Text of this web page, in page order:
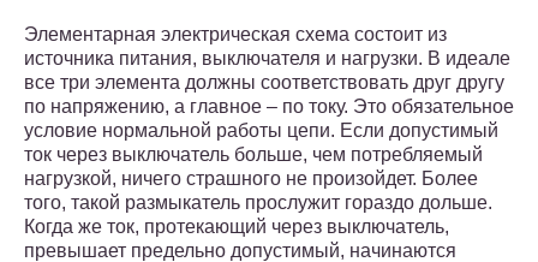
Элементарная электрическая схема состоит из
источника питания, выключателя и нагрузки. В идеале
все три элемента должны соответствовать друг другу
по напряжению, а главное – по току. Это обязательное
условие нормальной работы цепи. Если допустимый
ток через выключатель больше, чем потребляемый
нагрузкой, ничего страшного не произойдет. Более
того, такой размыкатель прослужит гораздо дольше.
Когда же ток, протекающий через выключатель,
превышает предельно допустимый, начинаются